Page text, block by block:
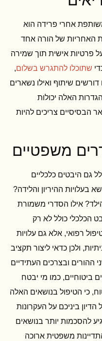
אחרי פרידה הוא
האחריות של הורה אחד
פרטיות אישית תוך שמירה
שתוכלו להתגרש בשלום,
שיתוף ואילו נשארים
האלה יכולות
הבסיסיים צריכים להיות
משפטיים
גם היבטים כלכליים
בעלויות ההיריון והלידה?
אילו הסדרי משמורת
הכלכלי כולל לא רק
רפואי, אלא גם עלויות
ולכן כדאי ליצור תקציב
ובצרכים העתידיים
ביטוחיים, כמו מי יבטח
כי הטיפול בנושאים האלה
ביניכם על העקרונות
להסכמות יותר בנושאים
משפטית ארוכה